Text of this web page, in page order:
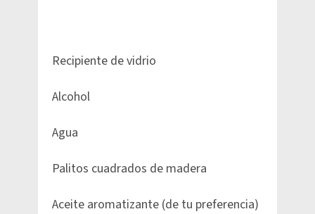
Recipiente de vidrio
Alcohol
Agua
Palitos cuadrados de madera
Aceite aromatizante (de tu preferencia)